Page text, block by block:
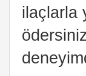
ilaçlarla